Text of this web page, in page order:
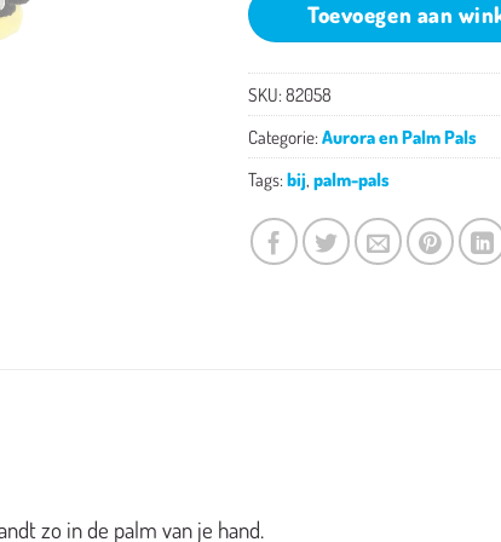
Toevoegen aan
SKU: 82058
Categorie: Aurora en Palm Pals
Tags: bij, palm-pals
zo in de palm van je hand.